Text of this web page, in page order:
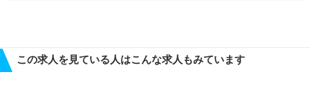
この求人を見ている人はこんな求人もみています